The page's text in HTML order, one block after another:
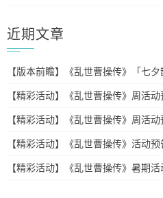
近期文章
【版本前瞻】《乱世曹操传》「七
【精彩活动】《乱世曹操传》周活
【精彩活动】《乱世曹操传》周活动
【精彩活动】《乱世曹操传》活动
【精彩活动】《乱世曹操传》暑期